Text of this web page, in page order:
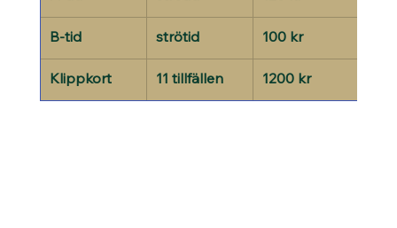
B-tid strötid 100 kr
Klippkort 11 tillfällen 1200 kr